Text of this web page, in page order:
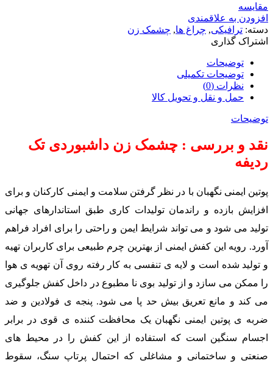
مقایسه
افزودن به علاقمندی
دسته: ترافیکی, چراغ ها, چشمک زن
اشتراک گذاری
توضیحات
توضیحات تکمیلی
نظرات (0)
حمل و نقل و تحویل کالا
توضیحات
نقد و بررسی : چشمک زن داشبوردی تک
ردیفه
پوتین ایمنی نگهبان با در نظر گرفتن سلامت و ایمنی کارکنان و برای
افزایش بازده و راندمان تولیدات کاری طبق استاندارهای جهانی
تولید می شود و می تواند شرایط ایمن و راحتی را برای افراد فراهم
آورد. رویه این کفش ایمنی از بهترین چرم طبیعی برای کاربران تهیه
و تولید شده است و لایه ی تنفسی به کار رفته روی آن تهویه ی هوا
را ممکن می سازد و از تولید بوی نا مطبوع در داخل کفش جلوگیری
می کند و مانع تعریق بیش حد پا می شود. پنجه ی فولادین و ضد
ضربه ی پوتین ایمنی نگهبان یک محافظت کننده ی قوی در برابر
اجسام سنگین است که استفاده از این کفش را در محیط های
صنعتی و ساختمانی و مشاغلی که احتمال پرتاپ سنگ، سقوط